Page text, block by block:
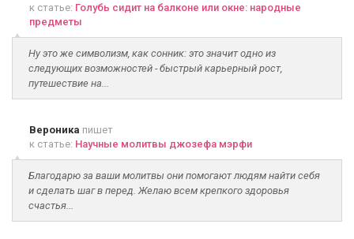
к статье: Голубь сидит на балконе или окне: народные
предметы
Ну это же символизм, как сонник: это значит одно из
следующих возможностей - быстрый карьерный рост,
путешествие на...
Вероника пишет
к статье: Научные молитвы джозефа мэрфи
Благодарю за ваши молитвы они помогают людям найти себя
и сделать шаг в перед. Желаю всем крепкого здоровья
счастья...